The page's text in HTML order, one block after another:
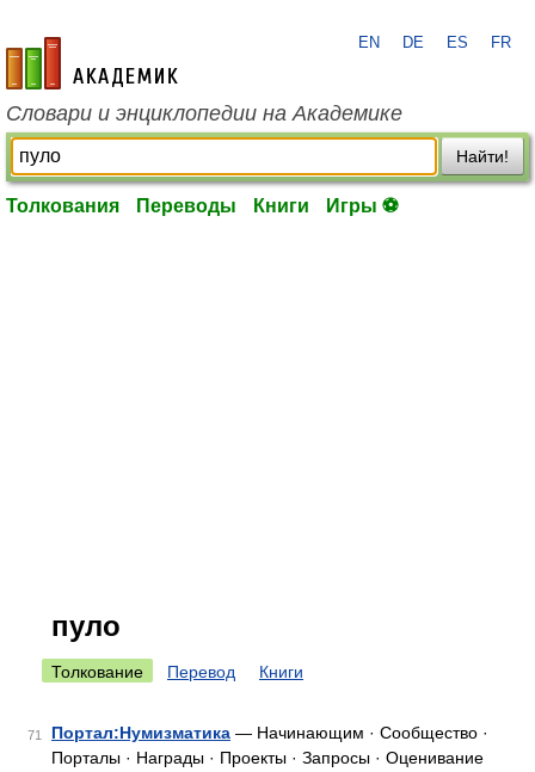
academic.ru
EN DE ES FR
Словари и энциклопедии на Академике
Найти!
Толкования Переводы Книги Игры ⚽
пуло
Толкование Перевод Книги
71 Портал:Нумизматика — Начинающим · Сообщество ·
Порталы · Награды · Проекты · Запросы · Оценивание